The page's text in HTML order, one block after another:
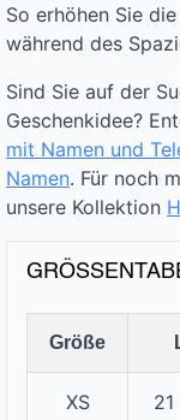
So erhöhen Sie
während des
Sind Sie auf der
Geschenkidee?
mit Namen und
Namen. Für noch
unsere Kollektion
Größe
XS